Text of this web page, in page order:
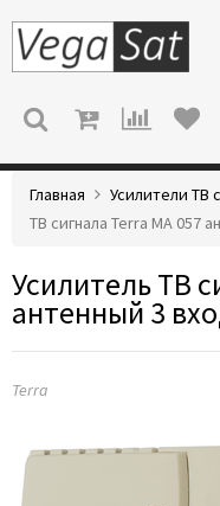
МЕНЮ
Главная Усилители ТВ
ТВ сигнала Terra MA 057
Усилитель ТВ
антенный 3
Terra